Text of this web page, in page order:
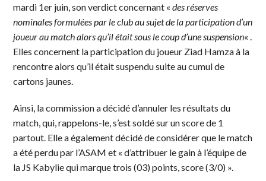
mardi 1er juin, son verdict concernant «des réserves
nominales formulées par le club au sujet de la participation d’un
joueur au match alors qu’il était sous le coup d’une suspension« .
Elles concernent la participation du joueur Ziad Hamza à la
rencontre alors qu’il était suspendu suite au cumul de
cartons jaunes.
Ainsi, la commission a décidé d’annuler les résultats du
match, qui, rappelons-le, s’est soldé sur un score de 1
partout. Elle a également décidé de considérer que le match
a été perdu par l’ASAM et « d’attribuer le gain à l’équipe de
la JS Kabylie qui marque trois (03) points, score (3/0) ».